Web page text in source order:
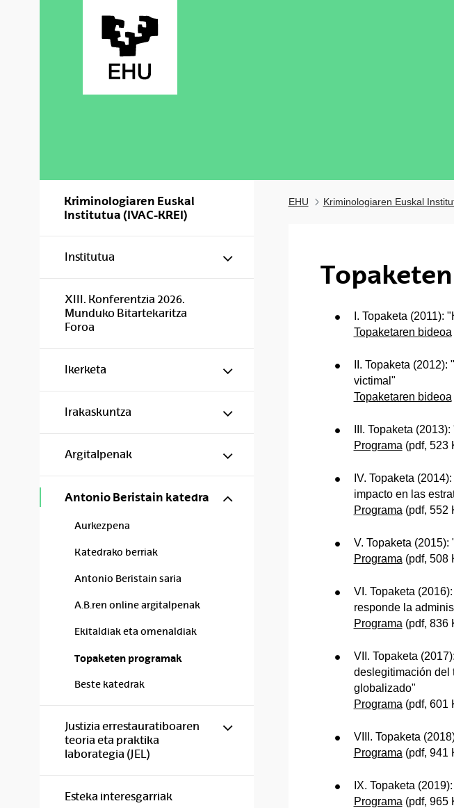
Kriminologiaren Euskal
Institutua (IVAC-KREI)
Institutua Show/hide subpages
XIII. Konferentzia 2026.
Munduko Bitartekaritza
Foroa
Ikerketa Show/hide subpages
Irakaskuntza Show/hide subpages
Argitalpenak Show/hide subpages
Antonio Beristain katedra Show/hide subpages
Aurkezpena
Katedrako berriak
Antonio Beristain saria
A.B.ren online argitalpenak
Ekitaldiak eta omenaldiak
Topaketen programak
Beste katedrak
Justizia errestauratiboaren
teoria eta praktika
laborategia (JEL)
Show/hide subpages
Esteka interesgarriak
EHU Kriminologiaren Euskal
I. Topaketa (2011):
Topaketaren bideoa
II. Topaketa
victimal"
Topaketaren bideoa
III. Topaketa
Programa (pdf, 523
IV. Topaketa
impacto en las
Programa (pdf, 552
V. Topaketa
Programa (pdf, 508
VI. Topaketa
responde la
Programa (pdf, 836
VII. Topaketa
deslegitimación del
globalizado"
Programa (pdf, 601
VIII. Topaketa
Programa (pdf, 941
IX. Topaketa
Programa (pdf, 965